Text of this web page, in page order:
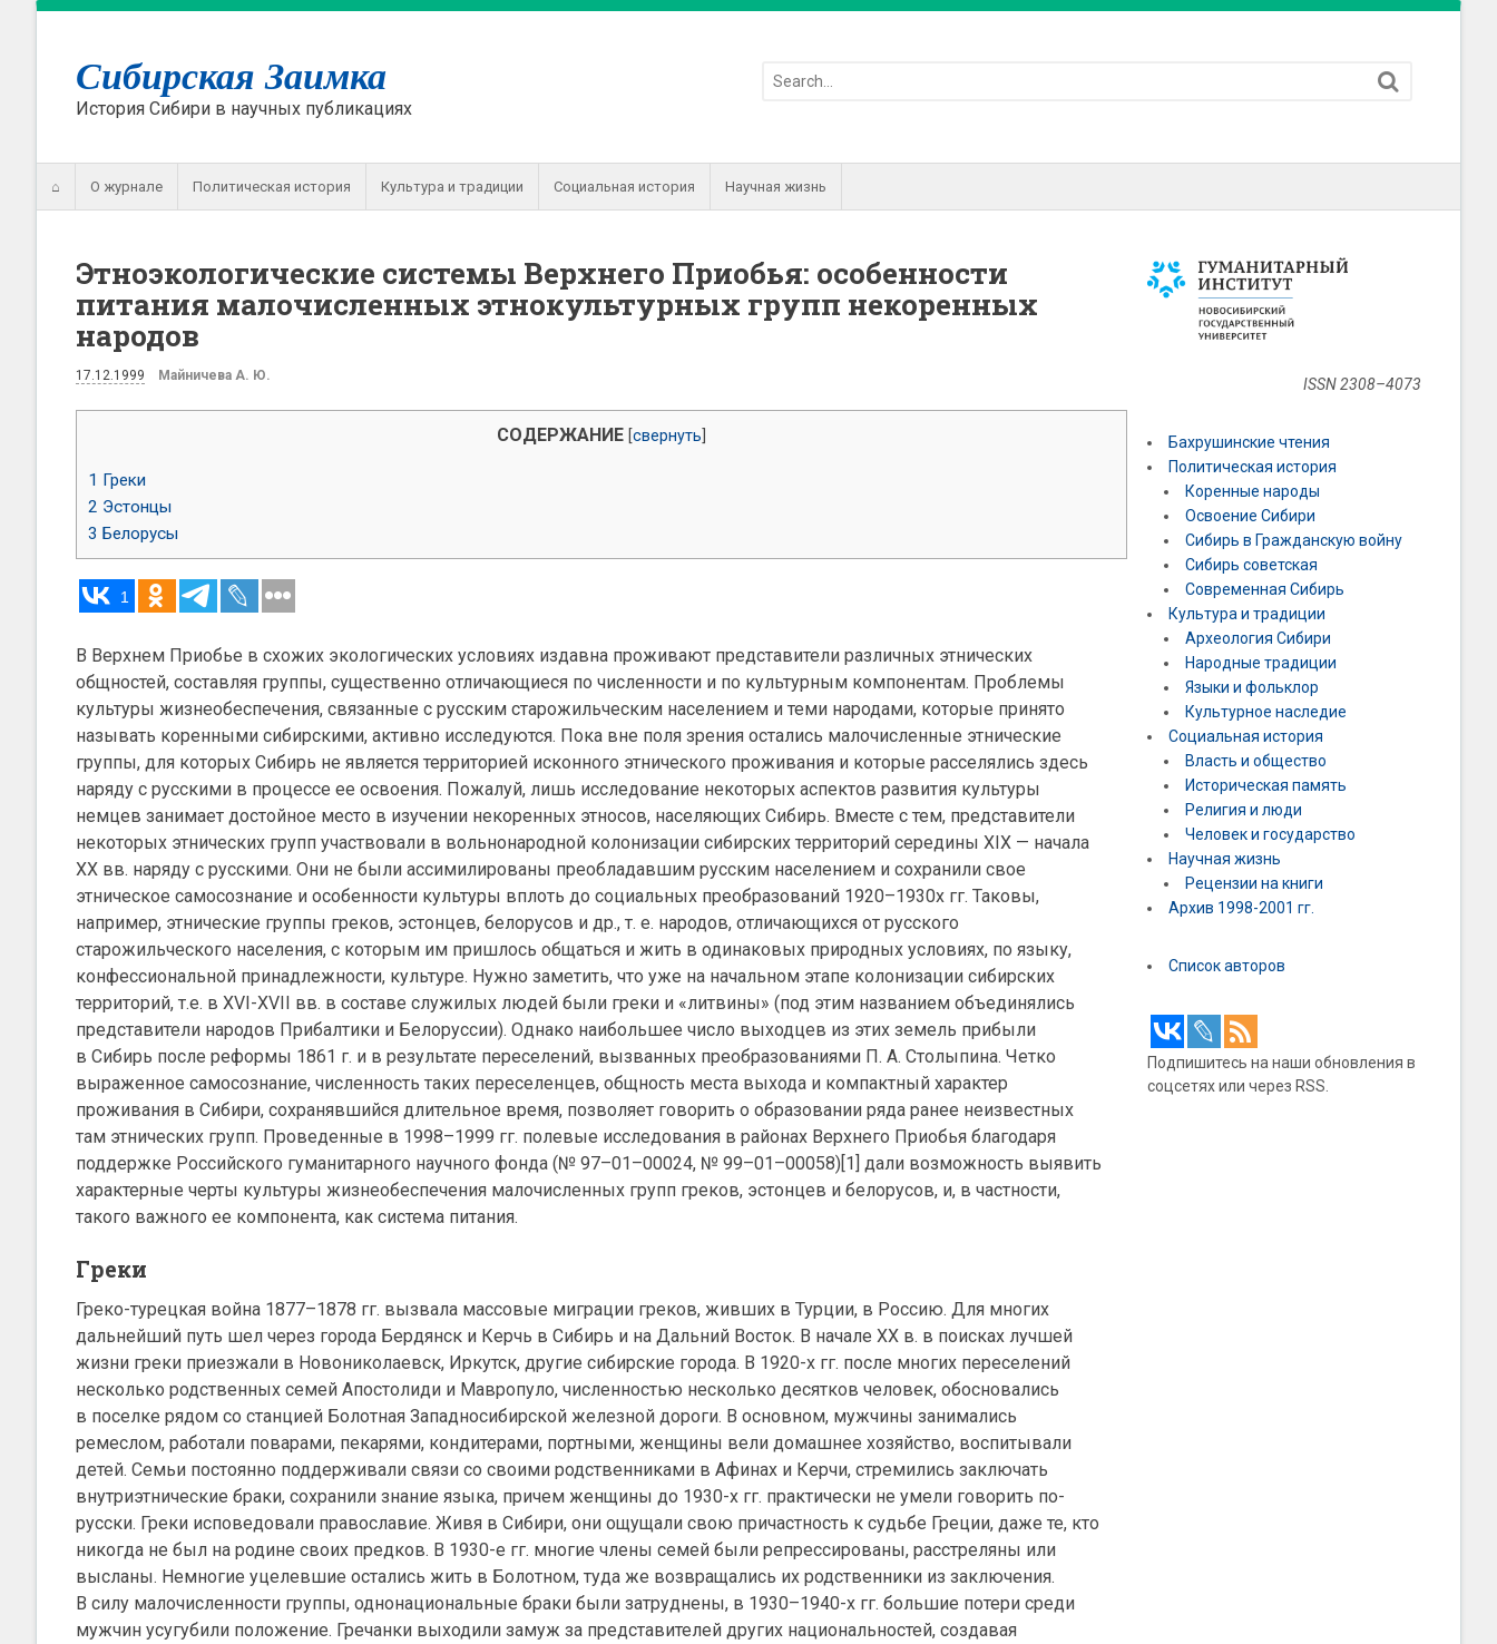
Сибирская Заимка
История Сибири в научных публикациях
⌂ О журнале Политическая история Культура и традиции Социальная история Научная жизнь
Этноэкологические системы Верхнего Приобья: особенности
питания малочисленных этнокультурных групп некоренных
народов
17.12.1999 Майничева А. Ю.
СОДЕРЖАНИЕ свернуть
1 Греки
2 Эстонцы
3 Белорусы
1
В Верхнем Приобье в схожих экологических условиях издавна проживают представители различных этнических
общностей, составляя группы, существенно отличающиеся по численности и по культурным компонентам. Проблемы
культуры жизнеобеспечения, связанные с русским старожильческим населением и теми народами, которые принято
называть коренными сибирскими, активно исследуются. Пока вне поля зрения остались малочисленные этнические
группы, для которых Сибирь не является территорией исконного этнического проживания и которые расселялись здесь
наряду с русскими в процессе ее освоения. Пожалуй, лишь исследование некоторых аспектов развития культуры
немцев занимает достойное место в изучении некоренных этносов, населяющих Сибирь. Вместе с тем, представители
некоторых этнических групп участвовали в вольнонародной колонизации сибирских территорий середины XIX — начала
XX вв. наряду с русскими. Они не были ассимилированы преобладавшим русским населением и сохранили свое
этническое самосознание и особенности культуры вплоть до социальных преобразований 1920–1930х гг. Таковы,
например, этнические группы греков, эстонцев, белорусов и др., т. е. народов, отличающихся от русского
старожильческого населения, с которым им пришлось общаться и жить в одинаковых природных условиях, по языку,
конфессиональной принадлежности, культуре. Нужно заметить, что уже на начальном этапе колонизации сибирских
территорий, т.е. в XVI-XVII вв. в составе служилых людей были греки и «литвины» (под этим названием объединялись
представители народов Прибалтики и Белоруссии). Однако наибольшее число выходцев из этих земель прибыли
в Сибирь после реформы 1861 г. и в результате переселений, вызванных преобразованиями П. А. Столыпина. Четко
выраженное самосознание, численность таких переселенцев, общность места выхода и компактный характер
проживания в Сибири, сохранявшийся длительное время, позволяет говорить о образовании ряда ранее неизвестных
там этнических групп. Проведенные в 1998–1999 гг. полевые исследования в районах Верхнего Приобья благодаря
поддержке Российского гуманитарного научного фонда (№ 97–01–00024, № 99–01–00058)[1] дали возможность выявить
характерные черты культуры жизнеобеспечения малочисленных групп греков, эстонцев и белорусов, и, в частности,
такого важного ее компонента, как система питания.
Греки
Греко-турецкая война 1877–1878 гг. вызвала массовые миграции греков, живших в Турции, в Россию. Для многих
дальнейший путь шел через города Бердянск и Керчь в Сибирь и на Дальний Восток. В начале XX в. в поисках лучшей
жизни греки приезжали в Новониколаевск, Иркутск, другие сибирские города. В 1920-х гг. после многих переселений
несколько родственных семей Апостолиди и Мавропуло, численностью несколько десятков человек, обосновались
в поселке рядом со станцией Болотная Западносибирской железной дороги. В основном, мужчины занимались
ремеслом, работали поварами, пекарями, кондитерами, портными, женщины вели домашнее хозяйство, воспитывали
детей. Семьи постоянно поддерживали связи со своими родственниками в Афинах и Керчи, стремились заключать
внутриэтнические браки, сохранили знание языка, причем женщины до 1930-х гг. практически не умели говорить по-
русски. Греки исповедовали православие. Живя в Сибири, они ощущали свою причастность к судьбе Греции, даже те, кто
никогда не был на родине своих предков. В 1930-е гг. многие члены семей были репрессированы, расстреляны или
высланы. Немногие уцелевшие остались жить в Болотном, туда же возвращались их родственники из заключения.
В силу малочисленности группы, однонациональные браки были затруднены, в 1930–1940-х гг. большие потери среди
мужчин усугубили положение. Гречанки выходили замуж за представителей других национальностей, создавая
ISSN 2308–4073
Бахрушинские чтения
Политическая история
Коренные народы
Освоение Сибири
Сибирь в Гражданскую войну
Сибирь советская
Современная Сибирь
Культура и традиции
Археология Сибири
Народные традиции
Языки и фольклор
Культурное наследие
Социальная история
Власть и общество
Историческая память
Религия и люди
Человек и государство
Научная жизнь
Рецензии на книги
Архив 1998-2001 гг.
Список авторов
Подпишитесь на наши обновления в
соцсетях или через RSS.